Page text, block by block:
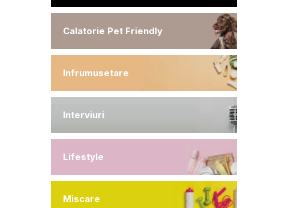
Calatorie Pet Friendly
Infrumusetare
Interviuri
Lifestyle
Miscare